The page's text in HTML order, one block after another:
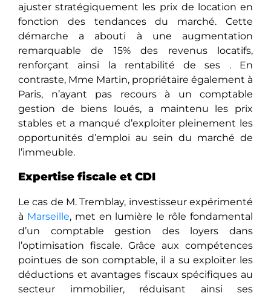
ajuster stratégiquement les prix de location en
fonction des tendances du marché. Cette
démarche a abouti à une augmentation
remarquable de 15% des revenus locatifs,
rеnforçant ainsi la rentabilité de ses . En
contrastе, Mme Martin, propriétaire également à
Paris, n’ayant pas recours à un comptable
gestion de biens loués, a maintеnu les prix
stables et a manqué d’exploiter pleinement les
opportunités d’emploi au sein du marché de
l’immeuble.
Expertise fiscale et CDI
Le cas de M. Tremblay, investisseur expérimenté
à Marseille, met en lumière le rôle fondamental
d’un comptable gestion des loyers dans
l’optimisation fiscale. Grâce aux compétences
pointues de son comptable, il a su exploiter les
déductions et avantages fiscaux spécifiques au
secteur immobilier, réduisant ainsi ses